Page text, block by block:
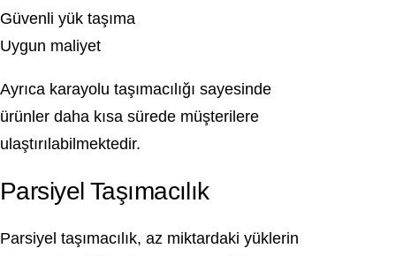
Güvenli yük taşıma
Uygun maliyet
Ayrıca karayolu taşımacılığı sayesinde
ürünler daha kısa sürede müşterilere
ulaştırılabilmektedir.
Parsiyel Taşımacılık
Parsiyel taşımacılık, az miktardaki yüklerin